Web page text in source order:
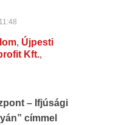
, Újpesti
Kft.,
– Ifjúsági
címmel